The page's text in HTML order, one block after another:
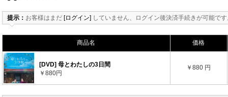
提示： お客様はまだ [ログイン] していません、ログイン後決済手続きが可能で
商品名 価格
[DVD] 母とわたしの3日間
￥880円
￥880 円